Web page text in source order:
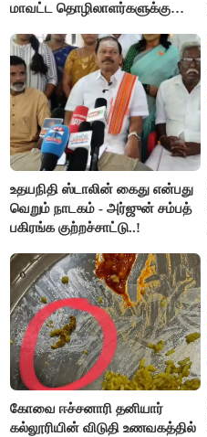
மாவட்ட தொழிலாளர்களுக்கு
செய்தி!
உதயநிதி ஸ்டாலின் கைது என்பது
வெறும் நாடகம் - அர்ஜுன் சம்பத்
பகிரங்க குற்றச்சாட்டு..!
கோவை ஈச்சனாரி தனியார்
கல்லூரியின் விடுதி உணவகத்தில்